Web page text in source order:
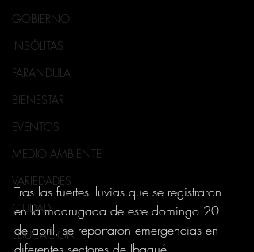
GOBIERNO
INSÓLITAS
FARANDULA
BIENESTAR
EVENTOS
MEDIO AMBIENTE
VARIEDADES
CIUDAD
EDUCACION
Tras las fuertes lluvias que se registraron
en la madrugada de este domingo 20
de abril, se reportaron emergencias en